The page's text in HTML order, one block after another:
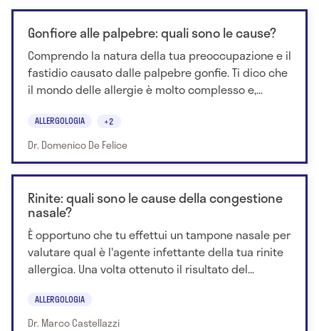
Gonfiore alle palpebre: quali sono le cause?
Comprendo la natura della tua preoccupazione e il
fastidio causato dalle palpebre gonfie. Ti dico che
il mondo delle allergie è molto complesso e,...
ALLERGOLOGIA +2
Dr. Domenico De Felice
Rinite: quali sono le cause della congestione
nasale?
È opportuno che tu effettui un tampone nasale per
valutare qual è l'agente infettante della tua rinite
allergica. Una volta ottenuto il risultato del...
ALLERGOLOGIA
Dr. Marco Castellazzi